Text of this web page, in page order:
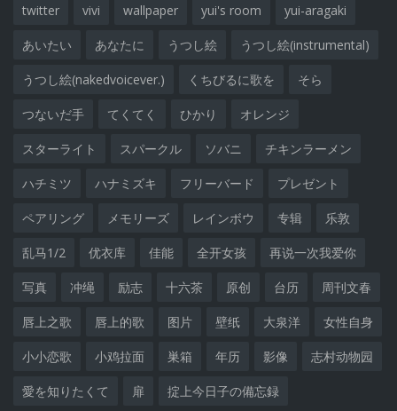
twitter vivi wallpaper yui's room yui-aragaki
あいたい あなたに うつし絵 うつし絵(instrumental)
うつし絵(nakedvoicever.) くちびるに歌を そら
つないだ手 てくてく ひかり オレンジ
スターライト スパークル ソバニ チキンラーメン
ハチミツ ハナミズキ フリーバード プレゼント
ペアリング メモリーズ レインボウ 专辑 乐敦
乱马1/2 优衣库 佳能 全开女孩 再说一次我爱你
写真 冲绳 励志 十六茶 原创 台历 周刊文春
唇上之歌 唇上的歌 图片 壁纸 大泉洋 女性自身
小小恋歌 小鸡拉面 巣箱 年历 影像 志村动物园
愛を知りたくて 扉 掟上今日子の備忘録